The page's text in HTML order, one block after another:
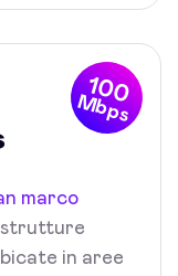
100
Mbps
marco
strutture
in aree